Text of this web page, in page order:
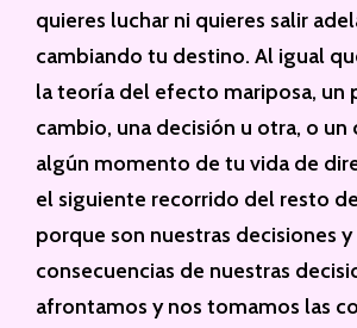
quieres luchar ni quieres salir
cambiando tu destino. Al igual
la teoría del efecto mariposa, un
cambio, una decisión u otra, o un
algún momento de tu vida de
el siguiente recorrido del resto
porque son nuestras decisiones y
consecuencias de nuestras
afrontamos y nos tomamos las